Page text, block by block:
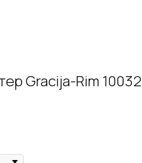
Gracija-Rim 10032